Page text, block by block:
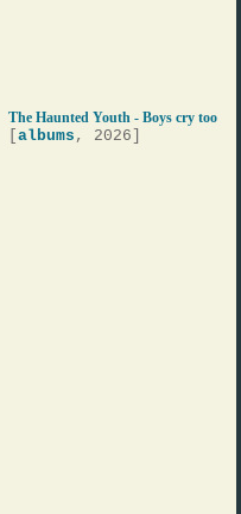
The Haunted Youth - Boys cry too
[albums , 2026]